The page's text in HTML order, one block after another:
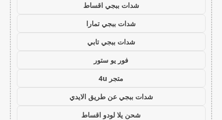
شدات ببجي اقساط
شدات ببجي تمارا
شدات ببجي تابي
فور يو ستور
متجر 4u
شدات ببجي عن طريق الايدي
شحن يلا لودو اقساط